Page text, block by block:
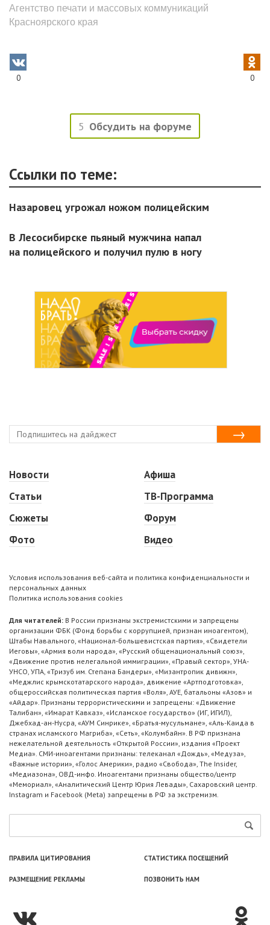
Агентство печати и массовых коммуникаций
Красноярского края
0 0
5 Обсудить на форуме
Ссылки по теме:
Назаровец угрожал ножом полицейским
В Лесосибирске пьяный мужчина напал
на полицейского и получил пулю в ногу
Новости
Статьи
Сюжеты
Фото
Афиша
ТВ-Программа
Форум
Видео
Условия использования веб-сайта и политика конфиденциальности и
персональных данных
Политика использования cookies
Для читателей: В России признаны экстремистскими и запрещены
организации ФБК (Фонд борьбы с коррупцией, признан иноагентом),
Штабы Навального, «Национал-большевистская партия», «Свидетели
Иеговы», «Армия воли народа», «Русский общенациональный союз»,
«Движение против нелегальной иммиграции», «Правый сектор», УНА-
УНСО, УПА, «Тризуб им. Степана Бандеры», «Мизантропик дивижн»,
«Меджлис крымскотатарского народа», движение «Артподготовка»,
общероссийская политическая партия «Воля», АУЕ, батальоны «Азов» и
«Айдар». Признаны террористическими и запрещены: «Движение
Талибан», «Имарат Кавказ», «Исламское государство» (ИГ, ИГИЛ),
Джебхад-ан-Нусра, «АУМ Синрике», «Братья-мусульмане», «Аль-Каида в
странах исламского Магриба», «Сеть», «Колумбайн». В РФ признана
нежелательной деятельность «Открытой России», издания «Проект
Медиа». СМИ-иноагентами признаны: телеканал «Дождь», «Медуза»,
«Важные истории», «Голос Америки», радио «Свобода», The Insider,
«Медиазона», ОВД-инфо. Иноагентами признаны общество/центр
«Мемориал», «Аналитический Центр Юрия Левады», Сахаровский центр.
Instagram и Facebook (Metа) запрещены в РФ за экстремизм.
ПРАВИЛА ЦИТИРОВАНИЯ СТАТИСТИКА ПОСЕЩЕНИЙ
РАЗМЕЩЕНИЕ РЕКЛАМЫ ПОЗВОНИТЬ НАМ